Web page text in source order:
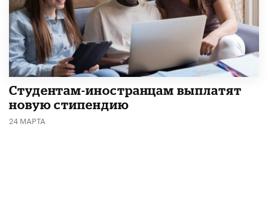
Студентам-иностранцам выплатят
новую стипендию
24 МАРТА